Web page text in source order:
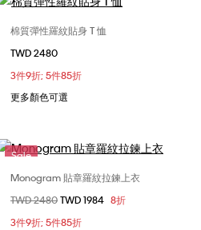
選擇您的尺碼
XXS
XL
XXL
棉質彈性羅紋貼身 T 恤
TWD 2480
3件9折; 5件85折
更多顏色可選
Sale
選擇您的尺碼
M
Monogram 貼章羅紋拉鍊上衣
價格扣減從
TWD 2480至
TWD 1984 8折
3件9折; 5件85折